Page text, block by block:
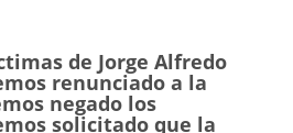
de Jorge Alfredo
renunciado a la
negado los
solicitado que la